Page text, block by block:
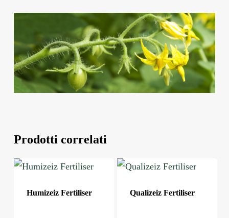
Prodotti correlati
Humizeiz Fertiliser Qualizeiz Fertiliser